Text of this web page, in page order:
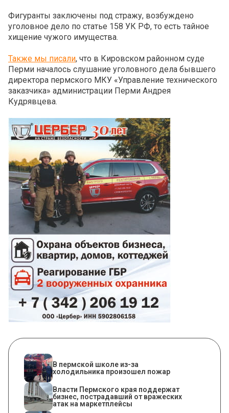
Фигуранты заключены под стражу, возбуждено
уголовное дело по статье 158 УК РФ, то есть тайное
хищение чужого имущества.
Также мы писали, что в Кировском районном суде
Перми началось слушание уголовного дела бывшего
директора пермского МКУ «Управление технического
заказчика» администрации Перми Андрея
Кудрявцева.
​В пермской школе из-за
холодильника произошел пожар
Власти Пермского края поддержат
бизнес, пострадавший от вражеских
атак на маркетплейсы